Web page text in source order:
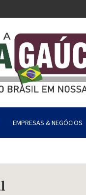
Gaúcha
EMPRESAS & NEGÓCIOS